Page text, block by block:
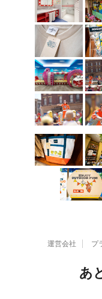
運営会社 プ
あ